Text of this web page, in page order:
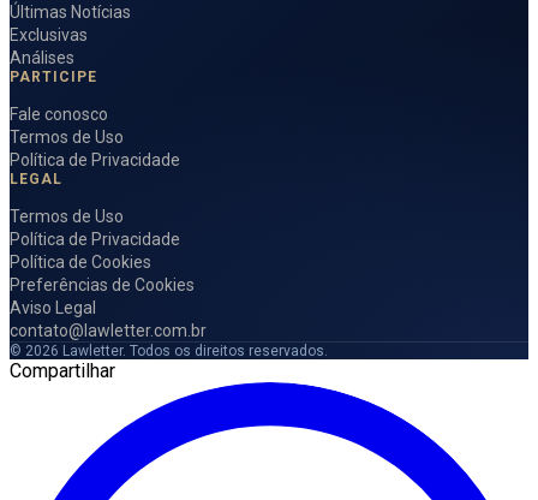
Últimas Notícias
Exclusivas
Análises
PARTICIPE
Fale conosco
Termos de Uso
Política de Privacidade
LEGAL
Termos de Uso
Política de Privacidade
Política de Cookies
Preferências de Cookies
Aviso Legal
contato@lawletter.com.br
© 2026 Lawletter. Todos os direitos reservados.
Compartilhar